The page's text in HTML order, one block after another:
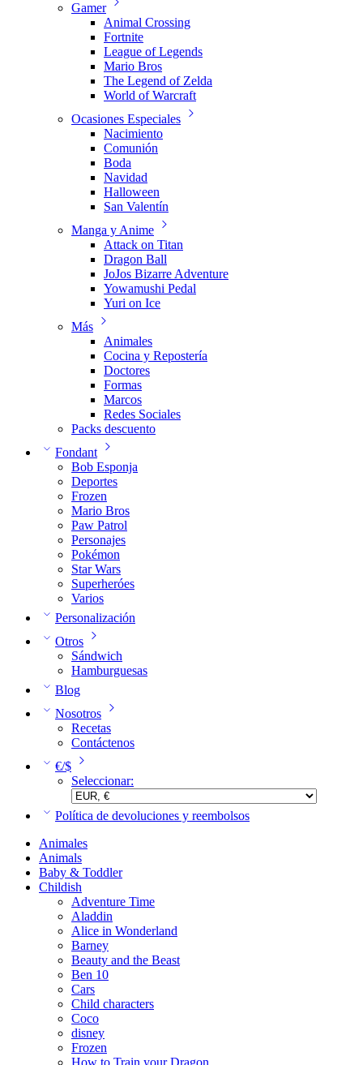
Gamer
Animal Crossing
Fortnite
League of Legends
Mario Bros
The Legend of Zelda
World of Warcraft
Ocasiones Especiales
Nacimiento
Comunión
Boda
Navidad
Halloween
San Valentín
Manga y Anime
Attack on Titan
Dragon Ball
JoJos Bizarre Adventure
Yowamushi Pedal
Yuri on Ice
Más
Animales
Cocina y Repostería
Doctores
Formas
Marcos
Redes Sociales
Packs descuento
Fondant
Bob Esponja
Deportes
Frozen
Mario Bros
Paw Patrol
Personajes
Pokémon
Star Wars
Superheróes
Varios
Personalización
Otros
Sándwich
Hamburguesas
Blog
Nosotros
Recetas
Contáctenos
€/$
Seleccionar:
Política de devoluciones y reembolsos
Animales
Animals
Baby & Toddler
Childish
Adventure Time
Aladdin
Alice in Wonderland
Barney
Beauty and the Beast
Ben 10
Cars
Child characters
Coco
disney
Frozen
How to Train your Dragon